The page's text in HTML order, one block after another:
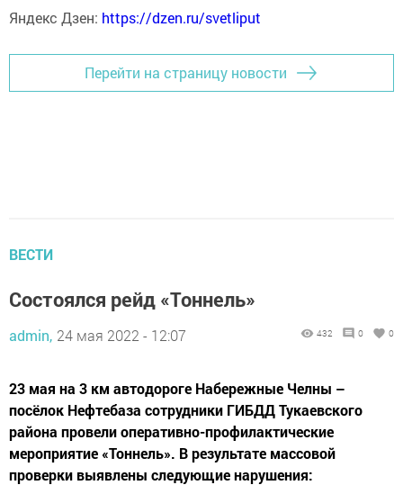
Яндекс Дзен: https://dzen.ru/svetliput
Перейти на страницу новости
ВЕСТИ
Состоялся рейд «Тоннель»
admin, 24 мая 2022 - 12:07 432 0 0
23 мая на 3 км автодороге Набережные Челны –
посёлок Нефтебаза сотрудники ГИБДД Тукаевского
района провели оперативно-профилактические
мероприятие «Тоннель». В результате массовой
проверки выявлены следующие нарушения: